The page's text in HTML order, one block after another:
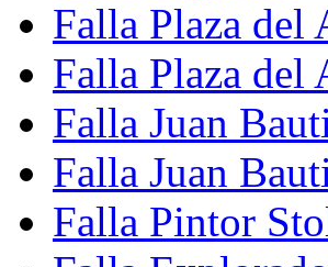
Falla Plaza
Falla Plaza del
Falla Juan
Falla Juan
Falla Pintor